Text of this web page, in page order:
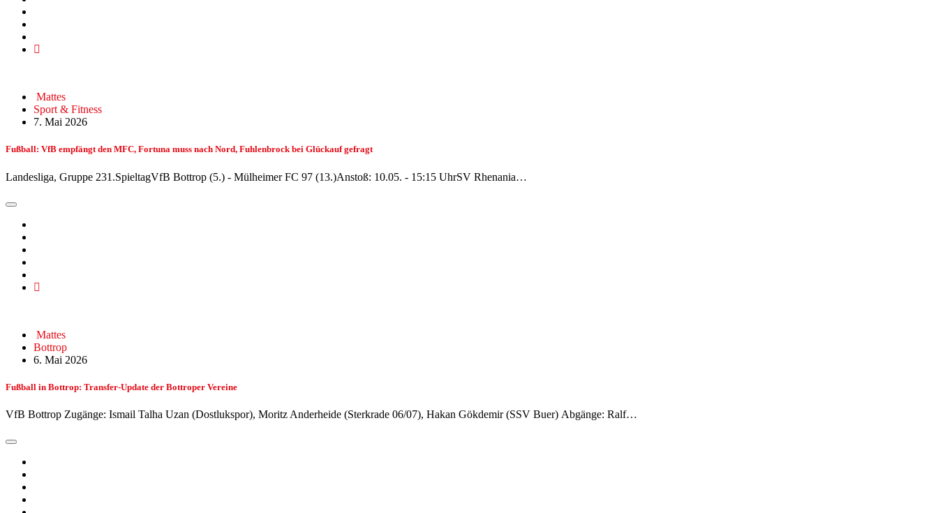
Mattes
Sport & Fitness
7. Mai 2026
Fußball: VfB empfängt den MFC, Fortuna muss nach Nord, Fuhlenbrock bei Glückauf gefragt
Landesliga, Gruppe 231.SpieltagVfB Bottrop (5.) - Mülheimer FC 97 (13.)Anstoß: 10.05. - 15:15 UhrSV Rhenania…
Mattes
Bottrop
6. Mai 2026
Fußball in Bottrop: Transfer-Update der Bottroper Vereine
VfB Bottrop Zugänge: Ismail Talha Uzan (Dostlukspor), Moritz Anderheide (Sterkrade 06/07), Hakan Gökdemir (SSV Buer) Abgänge: Ralf…